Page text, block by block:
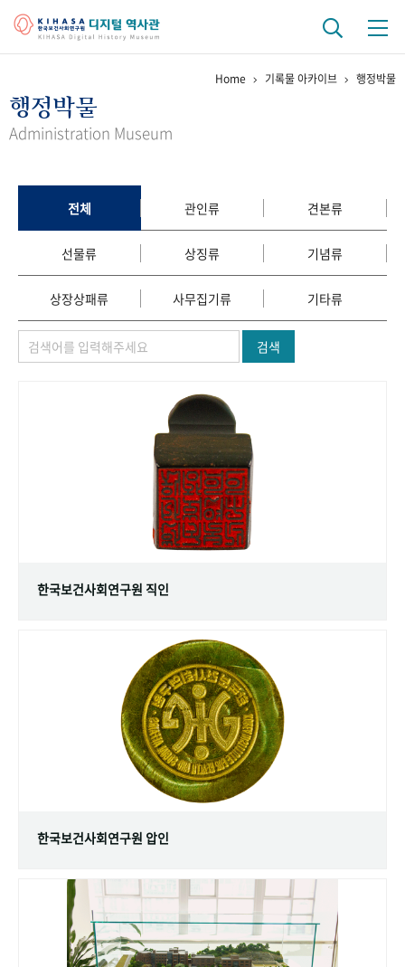
걸어온 길 기관 변천사
정책과 연구 키워드로 보는 연구 역사
연구자들
간행물 변천사
기록물 아카이브
사진 아카이브 문서 기록물 행정박물 영상 기록물
숫자로 보는 50년 50+1
Home 기록물 아카이브 행정박물
행정박물
Administration Museum
전체 관인류 견본류
선물류 상징류 기념류
상장상패류 사무집기류 기타류
검색
한국보건사회연구원 직인
한국보건사회연구원 압인